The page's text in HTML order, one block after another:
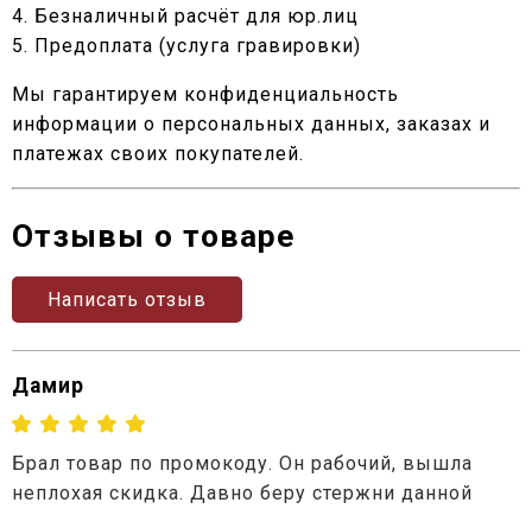
4. Безналичный расчёт для юр.лиц
5. Предоплата (услуга гравировки)
Мы гарантируем конфиденциальность
информации о персональных данных, заказах и
платежах своих покупателей.
Отзывы о товаре
Написать отзыв
Дамир
Брал товар по промокоду. Он рабочий, вышла
неплохая скидка. Давно беру стержни данной